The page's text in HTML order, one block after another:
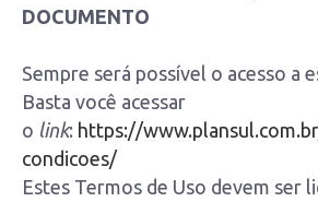
DOCUMENTO
Sempre será possível o acesso a
Basta você acessar
o link: https://
condicoes/
Estes Termos de Uso devem ser